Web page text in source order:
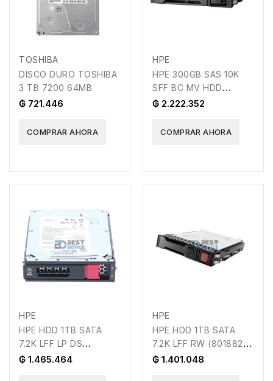
TOSHIBA
DISCO DURO TOSHIBA
3 TB 7200 64MB
₲ 721.446
COMPRAR AHORA
HPE
HPE 300GB SAS 10K
SFF BC MV HDD
P40430-B21
₲ 2.222.352
COMPRAR AHORA
HPE
HPE HDD 1TB SATA
7.2K LFF LP DS
(861686-B21)
₲ 1.465.464
HPE
HPE HDD 1TB SATA
7.2K LFF RW (801882-
B21)
₲ 1.401.048